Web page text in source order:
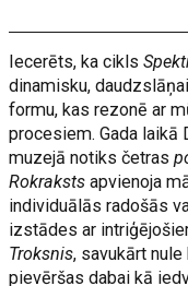
Iecerēts, ka cikls
dinamisku,
formu, kas rezonē ar
procesiem. Gada laikā
muzejā notiks četras
Rokrakstsapvienoja
individuālās radošās
izstādes ar
Troksnis, savukārt
pievēršas dabai kā